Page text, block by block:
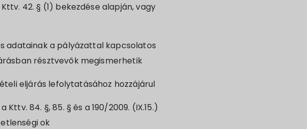
42. § (1) bekezdése alapján, vagy
adatainak a pályázattal kapcsolatos
résztvevők megismerhetik
eljárás lefolytatásához hozzájárul
84. §, 85. § és a 190/2009. (IX.15.)
ok